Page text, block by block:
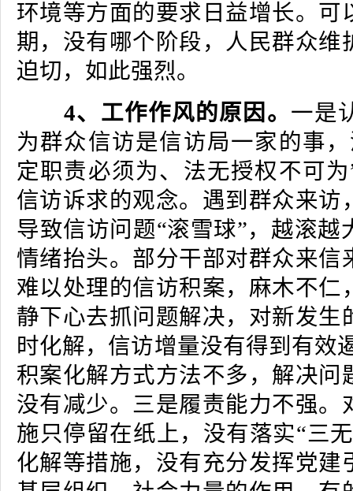
环境等方面的要求日益增长。可
期，没有哪个阶段，人民群众维
迫切，如此强烈。
4、工作作风的原因。 一是
为群众信访是信访局一家的事
定职责必须为、法无授权不可
信访诉求的观念。遇到群众来访
导致信访问题“滚雪球”，越滚越
情绪抬头。部分干部对群众来信
难以处理的信访积案，麻木不仁
静下心去抓问题解决，对新发生
时化解，信访增量没有得到有效
积案化解方式方法不多，解决问
没有减少。三是履责能力不强。
施只停留在纸上，没有落实“三
化解等措施，没有充分发挥党建